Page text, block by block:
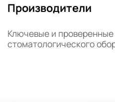
Производители
Ключевые и
стоматологического